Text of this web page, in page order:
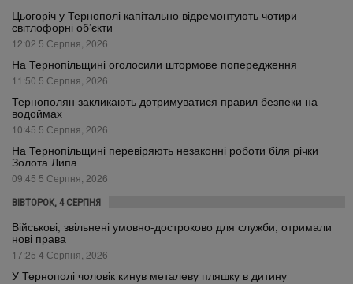
Цьогоріч у Тернополі капітально відремонтують чотири
світлофорні об’єкти
12:02 5 Серпня, 2026
На Тернопільщині оголосили штормове попередження
11:50 5 Серпня, 2026
Тернополян закликають дотримуватися правил безпеки на
водоймах
10:45 5 Серпня, 2026
На Тернопільщині перевіряють незаконні роботи біля річки
Золота Липа
09:45 5 Серпня, 2026
ВІВТОРОК, 4 СЕРПНЯ
Військові, звільнені умовно-достроково для служби, отримали
нові права
17:25 4 Серпня, 2026
У Тернополі чоловік кинув металеву пляшку в дитину